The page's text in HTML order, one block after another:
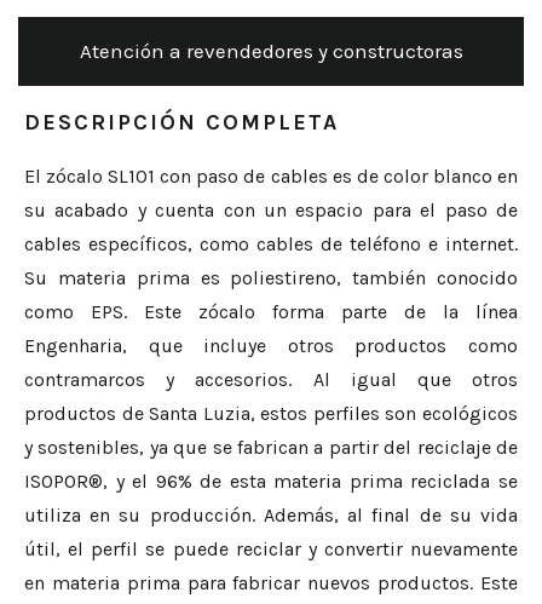
Atención a revendedores y constructoras
DESCRIPCIÓN COMPLETA
El zócalo SL101 con paso de cables es de color blanco en
su acabado y cuenta con un espacio para el paso de
cables específicos, como cables de teléfono e internet.
Su materia prima es poliestireno, también conocido
como EPS. Este zócalo forma parte de la línea
Engenharia, que incluye otros productos como
contramarcos y accesorios. Al igual que otros
productos de Santa Luzia, estos perfiles son ecológicos
y sostenibles, ya que se fabrican a partir del reciclaje de
ISOPOR®, y el 96% de esta materia prima reciclada se
utiliza en su producción. Además, al final de su vida
útil, el perfil se puede reciclar y convertir nuevamente
en materia prima para fabricar nuevos productos. Este